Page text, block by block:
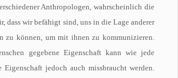
Anthropologen, wahrscheinlich die
dass wir befähigt sind, uns in die Lage anderer
zu können, um mit ihnen zu kommunizieren.
gegebene Eigenschaft kann wie jede
Eigenschaft jedoch auch missbraucht werden.